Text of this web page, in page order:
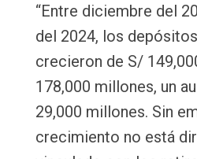
“Entre diciembre del
del 2024, los
crecieron de S/
178,000 millones, un
29,000 millones. Sin
crecimiento no está